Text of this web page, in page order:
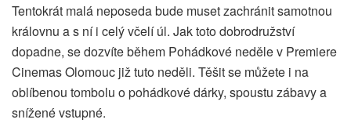
Tentokrát malá neposeda bude muset zachránit samotnou
královnu a s ní i celý včelí úl. Jak toto dobrodružství
dopadne, se dozvíte během Pohádkové neděle v Premiere
Cinemas Olomouc již tuto neděli. Těšit se můžete i na
oblíbenou tombolu o pohádkové dárky, spoustu zábavy a
snížené vstupné.